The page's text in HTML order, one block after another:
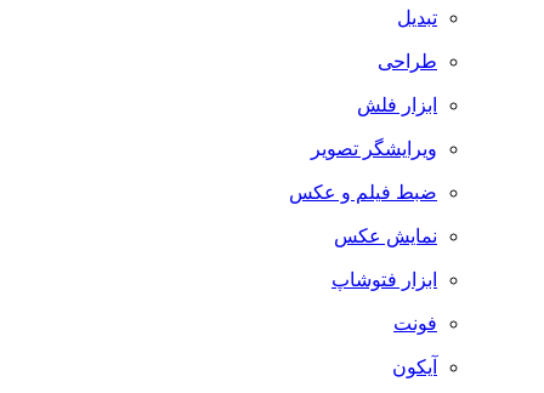
تبدیل
طراحی
ابزار فلش
ویرایشگر تصویر
ضبط فيلم و عكس
نمایش عکس
ابزار فتوشاپ
فونت
آیکون